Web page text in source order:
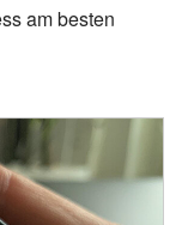
am besten